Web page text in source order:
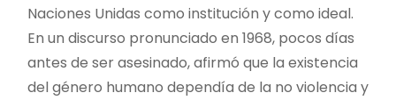
Naciones Unidas como institución y como ideal.
En un discurso pronunciado en 1968, pocos días
antes de ser asesinado, afirmó que la existencia
del género humano dependía de la no violencia y